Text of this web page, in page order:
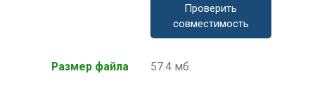
Проверить
совместимость
Размер файла 57.4 мб.